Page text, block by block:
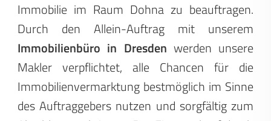
Immobilie im Raum Dohna zu beauftragen.
Durch den Allein-Auftrag mit unserem
Immobilienbüro in Dresden werden unsere
Makler verpflichtet, alle Chancen für die
Immobilienvermarktung bestmöglich im Sinne
des Auftraggebers nutzen und sorgfältig zum